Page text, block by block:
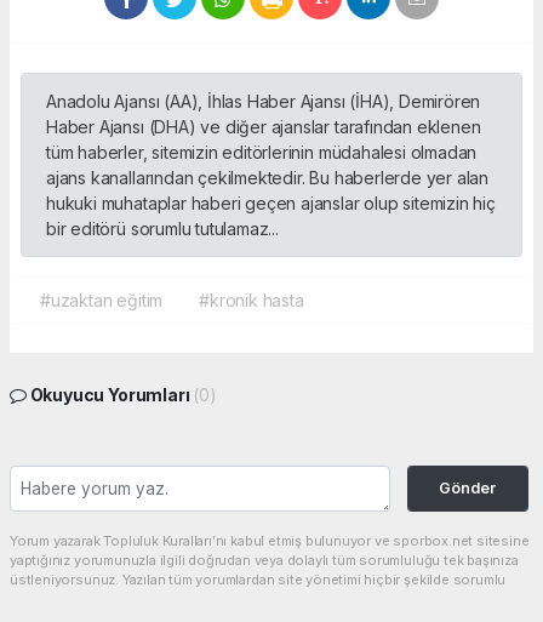
Anadolu Ajansı (AA), İhlas Haber Ajansı (İHA), Demirören
Haber Ajansı (DHA) ve diğer ajanslar tarafından eklenen
tüm haberler, sitemizin editörlerinin müdahalesi olmadan
ajans kanallarından çekilmektedir. Bu haberlerde yer alan
hukuki muhataplar haberi geçen ajanslar olup sitemizin hiç
bir editörü sorumlu tutulamaz...
#uzaktan eğitim #kronik hasta
Okuyucu Yorumları (0)
Gönder
Yorum yazarak Topluluk Kuralları’nı kabul etmiş bulunuyor ve sporbox.net sitesine
yaptığınız yorumunuzla ilgili doğrudan veya dolaylı tüm sorumluluğu tek başınıza
üstleniyorsunuz. Yazılan tüm yorumlardan site yönetimi hiçbir şekilde sorumlu